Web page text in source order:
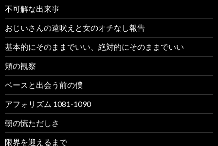
不可解な出来事
おじいさんの遠吠えと女のオチなし報告
基本的にそのままでいい、絶対的にそのままでいい
頬の観察
ベースと出会う前の僕
アフォリズム 1081-1090
朝の慌ただしさ
限界を迎えるまで